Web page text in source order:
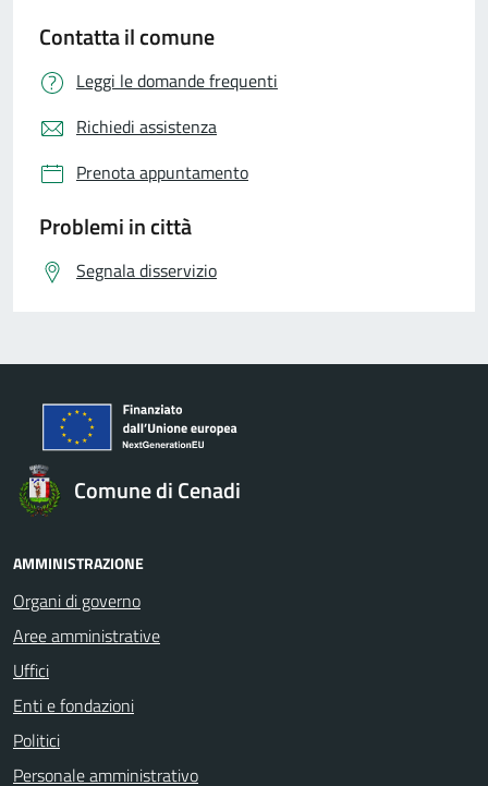
Contatta il comune
Leggi le domande frequenti
Richiedi assistenza
Prenota appuntamento
Problemi in città
Segnala disservizio
Comune di Cenadi
AMMINISTRAZIONE
Organi di governo
Aree amministrative
Uffici
Enti e fondazioni
Politici
Personale amministrativo